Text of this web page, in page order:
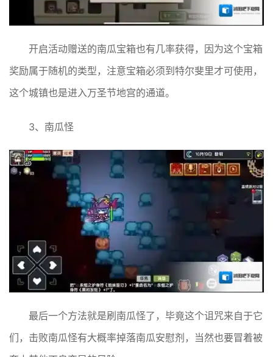
开启活动赠送的南瓜宝箱也有几率获得，因为这个宝箱
奖励属于随机的类型，注意宝箱必须到特尔斐里才可使用，
这个城镇也是进入万圣节地宫的通道。
3、南瓜怪
最后一个方法就是刷南瓜怪了，毕竟这个诅咒来自于它
们，击败南瓜怪有大概率掉落南瓜安慰剂，当然也要冒着被